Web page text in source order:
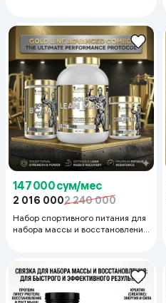
(20 порций)
147 000 сум/мес
2 016 0002 240 000
Набор спортивного питания для
набора массы и восстановления